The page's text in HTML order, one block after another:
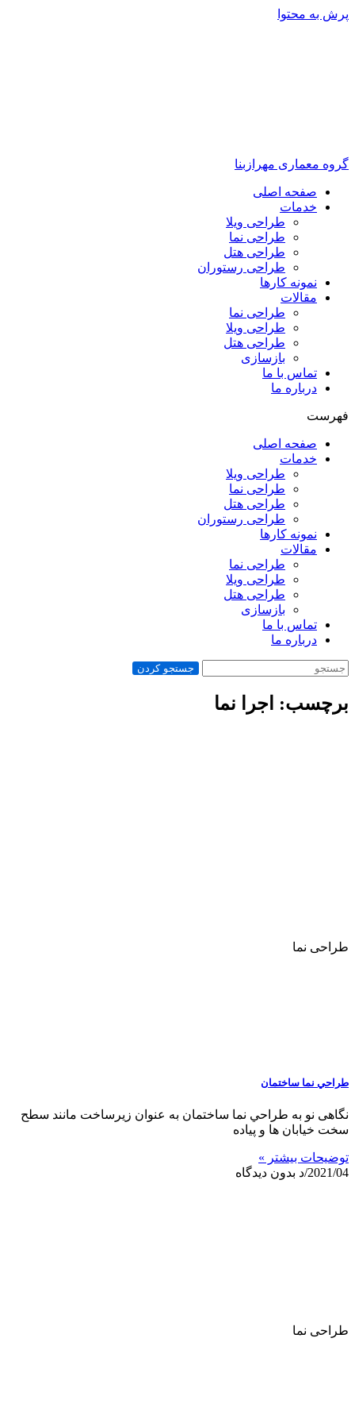
پرش به محتوا
گروه معماری مهرازبنا
صفحه اصلی
خدمات
طراحی ویلا
طراحی نما
طراحی هتل
طراحی رستوران
نمونه کارها
مقالات
طراحی نما
طراحی ویلا
طراحی هتل
بازسازی
تماس با ما
درباره ما
فهرست
صفحه اصلی
خدمات
طراحی ویلا
طراحی نما
طراحی هتل
طراحی رستوران
نمونه کارها
مقالات
طراحی نما
طراحی ویلا
طراحی هتل
بازسازی
تماس با ما
درباره ما
جستجو کردن
برچسب: اجرا نما
طراحی نما
طراحي نما ساختمان
نگاهی نو به طراحي نما ساختمان به عنوان زیرساخت مانند سطح
سخت خیابان ها و پیاده
توضیحات بیشتر »
2021/04/د
بدون دیدگاه
طراحی نما